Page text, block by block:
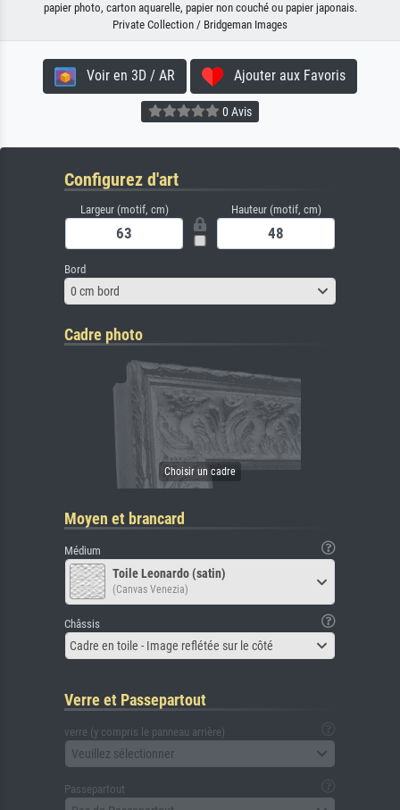
papier photo, carton aquarelle, papier non couché ou papier japonais.
Private Collection / Bridgeman Images
Voir en 3D / AR Ajouter aux Favoris
0 Avis
Configurez d'art
Largeur (motif, cm) Hauteur (motif, cm)
Bord
0 cm bord
Cadre photo
Moyen et brancard
Médium
Toile Leonardo (satin)
(Canvas Venezia)
Châssis
Cadre en toile - Image reflétée sur le côté
Verre et Passepartout
verre (y compris le panneau arrière)
Veuillez sélectionner
Passepartout